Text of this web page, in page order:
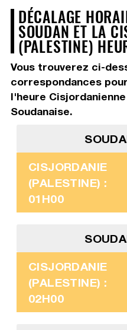
DÉCALAGE
SOUDAN ET LA
(PALESTINE)
Vous trouverez ci-
correspondances
l'heure
Soudanaise.
CISJORDANIE
(PALESTINE) :
01H00
CISJORDANIE
(PALESTINE) :
02H00